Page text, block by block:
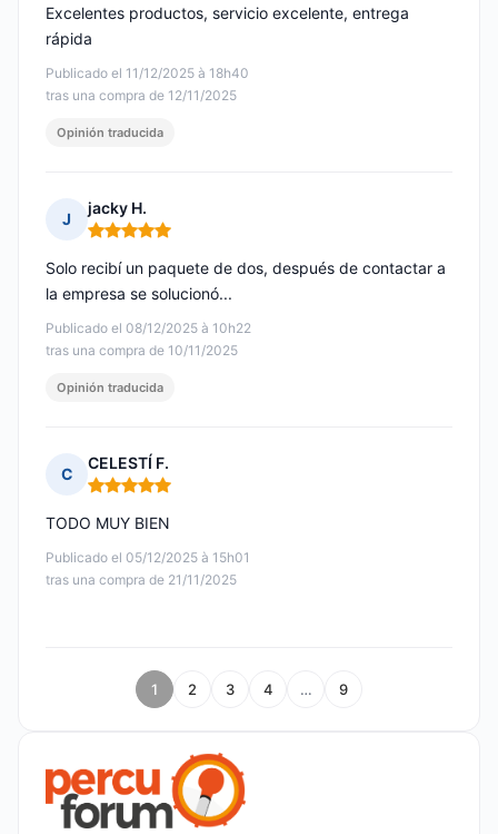
Publicado el 11/12/2025 à 18h40
tras una compra de 12/11/2025
Excelentes productos, servicio excelente, entrega
rápida
Opinión traducida
J
jacky H.
Nota: 5 de 5
Publicado el 08/12/2025 à 10h22
tras una compra de 10/11/2025
Solo recibí un paquete de dos, después de contactar a
la empresa se solucionó...
Opinión traducida
C
CELESTÍ F.
Nota: 5 de 5
Publicado el 05/12/2025 à 15h01
tras una compra de 21/11/2025
TODO MUY BIEN
1 2 3 4 … 9